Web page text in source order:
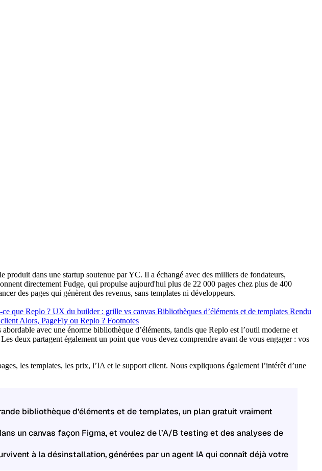
dans une startup soutenue par YC. Il a échangé avec des milliers de fondateurs,
directement Fudge, qui propulse aujourd'hui plus de 22 000 pages chez plus de 400
des pages qui génèrent des revenus, sans templates ni développeurs.
ce que Replo ? UX du builder : grille vs canvas Bibliothèques d’éléments et de templates Rendu
Alors, PageFly ou Replo ? Footnotes
avec une énorme bibliothèque d’éléments, tandis que Replo est l’outil moderne et
deux partagent également un point que vous devez comprendre avant de vous engager : vos
les templates, les prix, l’IA et le support client. Nous expliquons également l’intérêt d’une
bibliothèque d’éléments et de templates, un plan gratuit vraiment
un canvas façon Figma, et voulez de l’A/B testing et des analyses de
à la désinstallation, générées par un agent IA qui connaît déjà votre